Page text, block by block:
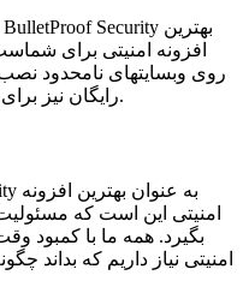
افزونه امنیتی برای
روی وبسایتهای نامحدود نصب
رایگان نیز برای طول عمر محصول دریافت می کنید.
امنیتی این است که
بگیرد. همه ما با کمبود
امنیتی نیاز داریم که بداند